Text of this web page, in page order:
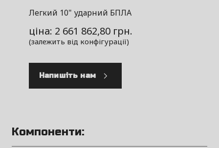
Легкий 10" ударний БПЛА
ціна: 2 661 862,80 грн.
(залежить від конфігурації)
Напишіть нам
Компоненти: